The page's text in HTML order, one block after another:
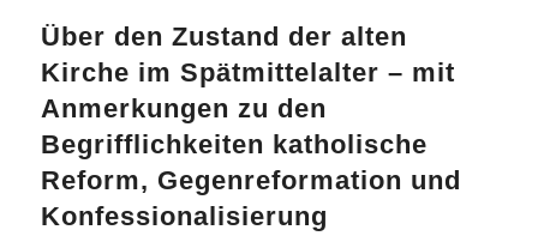
Über den Zustand der alten
Kirche im Spätmittelalter – mit
Anmerkungen zu den
Begrifflichkeiten katholische
Reform, Gegenreformation und
Konfessionalisierung